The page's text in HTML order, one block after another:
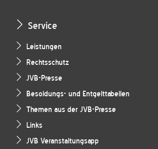
Service
Leistungen
Rechtsschutz
JVB-Presse
Besoldungs- und Entgelttabellen
Themen aus der JVB-Presse
Links
JVB Veranstaltungsapp